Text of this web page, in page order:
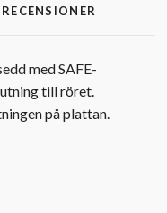
RECENSIONER
med SAFE-
till röret.
på plattan.